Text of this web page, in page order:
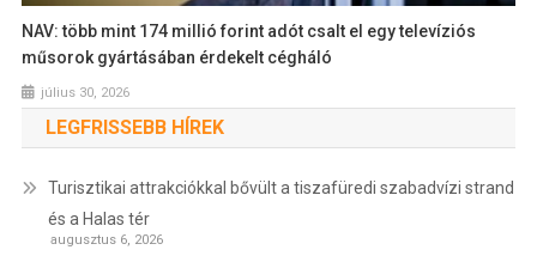
NAV: több mint 174 millió forint adót csalt el egy televíziós
műsorok gyártásában érdekelt cégháló
július 30, 2026
LEGFRISSEBB HÍREK
Turisztikai attrakciókkal bővült a tiszafüredi szabadvízi strand
és a Halas tér
augusztus 6, 2026